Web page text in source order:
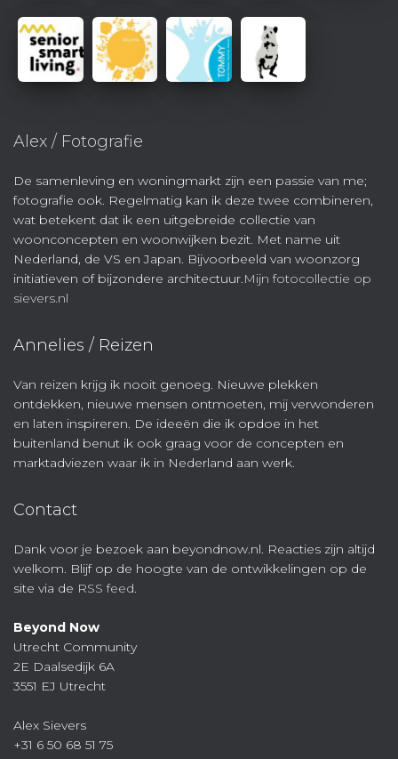
Alex / Fotografie
De samenleving en woningmarkt zijn een passie van me;
fotografie ook. Regelmatig kan ik deze twee combineren,
wat betekent dat ik een uitgebreide collectie van
woonconcepten en woonwijken bezit. Met name uit
Nederland, de VS en Japan. Bijvoorbeeld van woonzorg
initiatieven of bijzondere architectuur.Mijn fotocollectie op
sievers.nl
Annelies / Reizen
Van reizen krijg ik nooit genoeg. Nieuwe plekken
ontdekken, nieuwe mensen ontmoeten, mij verwonderen
en laten inspireren. De ideeën die ik opdoe in het
buitenland benut ik ook graag voor de concepten en
marktadviezen waar ik in Nederland aan werk.
Contact
Dank voor je bezoek aan beyondnow.nl. Reacties zijn altijd
welkom. Blijf op de hoogte van de ontwikkelingen op de
site via de RSS feed.
Beyond Now
Utrecht Community
2E Daalsedijk 6A
3551 EJ Utrecht
Alex Sievers
+31 6 50 68 51 75